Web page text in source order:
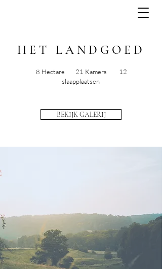
HET LANDGOED
8 Hectare 21 Kamers 12
slaapplaatsen
BEKIJK GALERIJ